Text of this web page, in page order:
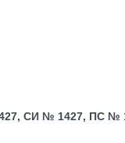
СИ № 1427, ПС №